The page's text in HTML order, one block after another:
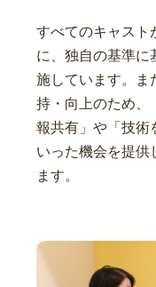
すべてのキャスト
に、独自の基準に
施しています。ま
持・向上のため、
報共有」や「技術
いった機会を提供
ます。